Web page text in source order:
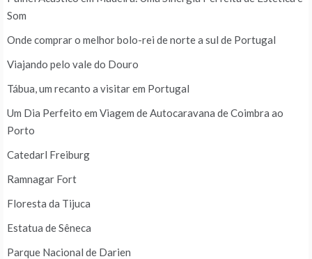
Som
Onde comprar o melhor bolo-rei de norte a sul de Portugal
Viajando pelo vale do Douro
Tábua, um recanto a visitar em Portugal
Um Dia Perfeito em Viagem de Autocaravana de Coimbra ao
Porto
Catedarl Freiburg
Ramnagar Fort
Floresta da Tijuca
Estatua de Sêneca
Parque Nacional de Darien